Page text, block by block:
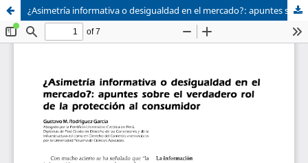
Sistema de
Bibliotecas
Asociación Civil
Foro Académico
¿Asimetría informativa o desigualdad en el mercado?: apuntes sobre el verdadero rol de la protección al consumidor